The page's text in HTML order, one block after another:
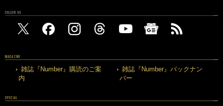
FOLLOW US
MAGAZINE
雑誌『Number』購読のご案
内
雑誌『Number』バックナン
バー
SPECIAL